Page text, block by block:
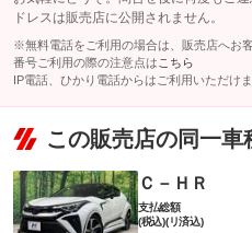
ドレスは販売店に公開されません。
※無料電話をご利用の場合は、販売店へお
番号ご利用の際の注意点は こちら
IP電話、ひかり電話からはご利用いただけま
この販売店の同一車
Ｃ－ＨＲ
支払総額
(税込)(リ済込)